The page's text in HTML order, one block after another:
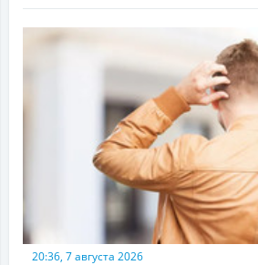
20:36, 7 августа 2026